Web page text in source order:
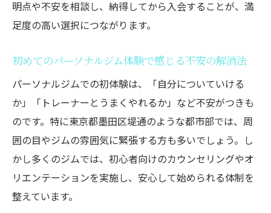
レポート
仕事帰りにも通えるパーソナルジムの活用
墨田区セミパーソナルジム利用者のリアル
な声
続けやすいパーソナルジムを選ぶポイント集
パーソナルジム継続率が高い理由とその特
徴を解説
ダイエット目的のパーソナルジム選びで大
明点や不安を相談し、納得してから入会することが、満
足度の高い選択につながります。
初めてのパーソナルジム体験で感じる不安の解消法
パーソナルジムでの初体験は、「自分についていける
か」「トレーナーとうまくやれるか」など不安がつきも
のです。特に東京都墨田区堤通のような都市部では、周
囲の目やジムの雰囲気に緊張する方も多いでしょう。し
かし多くのジムでは、初心者向けのカウンセリングやオ
リエンテーションを実施し、安心して始められる体制を
整えています。